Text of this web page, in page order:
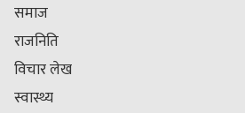
समाज
राजनिति
विचार लेख
स्वास्थ्य